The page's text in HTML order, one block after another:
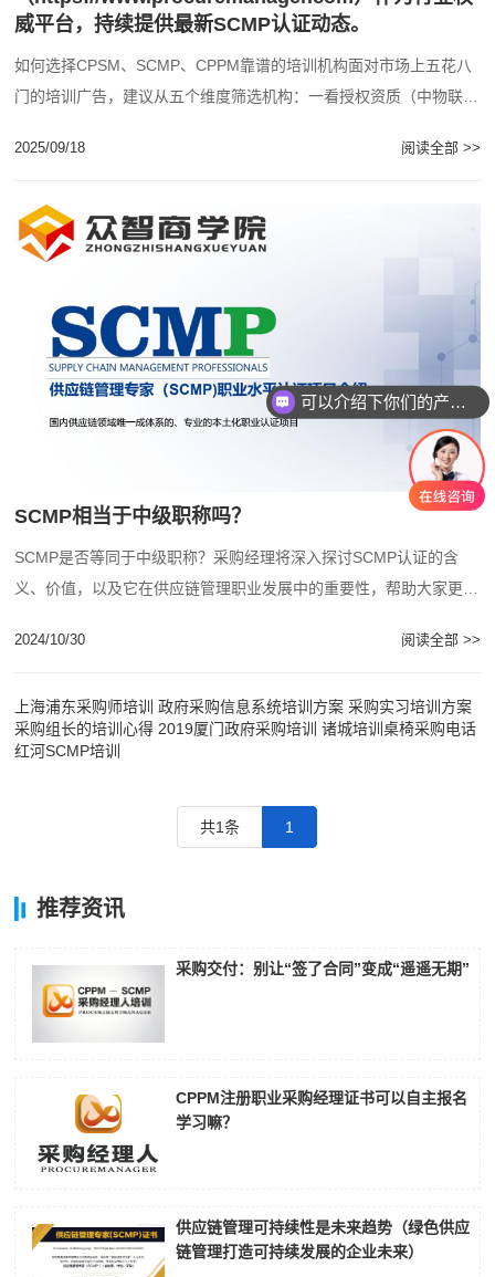
威平台，持续提供最新SCMP认证动态。
如何选择CPSM、SCMP、CPPM靠谱的培训机构面对市场上五花八
门的培训广告，建议从五个维度筛选机构：一看授权资质（中物联官
2025/09/18 阅读全部 >>
SCMP相当于中级职称吗？
SCMP是否等同于中级职称？采购经理将深入探讨SCMP认证的含
义、价值，以及它在供应链管理职业发展中的重要性，帮助大家更好
2024/10/30 阅读全部 >>
上海浦东采购师培训 政府采购信息系统培训方案 采购实习培训方案
采购组长的培训心得 2019厦门政府采购培训 诸城培训桌椅采购电话
红河SCMP培训
共1条 1
推荐资讯
采购交付：别让“签了合同”变成“遥遥无期”
CPPM注册职业采购经理证书可以自主报名
学习嘛？
供应链管理可持续性是未来趋势（绿色供应
链管理打造可持续发展的企业未来）
可以介绍下你们的产品么